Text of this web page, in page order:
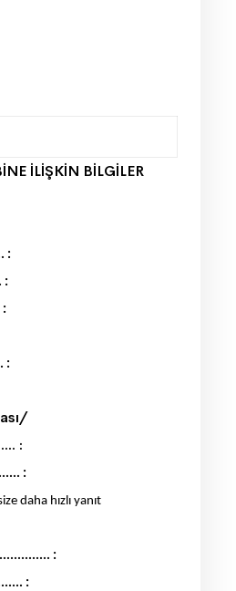
İLİŞKİN BİLGİLER
:
:
:
:
:
:
daha hızlı yanıt
:
: